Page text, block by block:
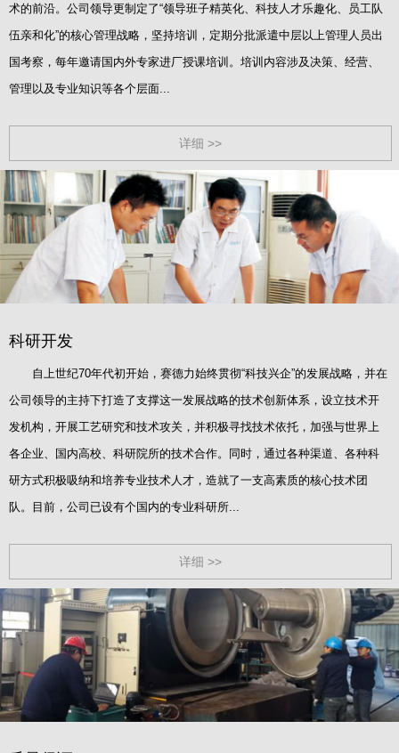
术的前沿。公司领导更制定了“领导班子精英化、科技人才乐趣化、员工队
伍亲和化”的核心管理战略，坚持培训，定期分批派遣中层以上管理人员出
国考察，每年邀请国内外专家进厂授课培训。培训内容涉及决策、经营、
管理以及专业知识等各个层面...
详细 >>
科研开发
自上世纪70年代初开始，赛德力始终贯彻“科技兴企”的发展战略，并在
公司领导的主持下打造了支撑这一发展战略的技术创新体系，设立技术开
发机构，开展工艺研究和技术攻关，并积极寻找技术依托，加强与世界上
各企业、国内高校、科研院所的技术合作。同时，通过各种渠道、各种科
研方式积极吸纳和培养专业技术人才，造就了一支高素质的核心技术团
队。目前，公司已设有个国内的专业科研所...
详细 >>